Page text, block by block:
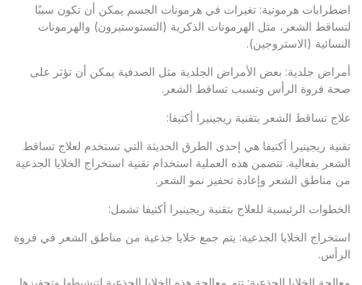
اضطرابات هرمونية: تغيرات في هرمونات الجسم يمكن أن تكون سببًا
لتساقط الشعر، مثل الهرمونات الذكرية (التستوستيرون) والهرمونات
النسائية (الاستروجين).
أمراض جلدية: بعض الأمراض الجلدية مثل الصدفية يمكن أن تؤثر على
صحة فروة الرأس وتسبب تساقط الشعر.
علاج تساقط الشعر بتقنية ريجينيرا أكتيفا:
تقنية ريجينيرا أكتيفا هي إحدى الطرق الحديثة التي تستخدم لعلاج تساقط
الشعر بفعالية. تتضمن هذه العملية استخدام تقنية استخراج الخلايا الجذعية
من مناطق الشعر وإعادة تحفيز نمو الشعر.
الخطوات الرئيسية للعلاج بتقنية ريجينيرا أكتيفا تشمل:
استخراج الخلايا الجذعية: يتم جمع خلايا جذعية من مناطق الشعر في فروة
الرأس.